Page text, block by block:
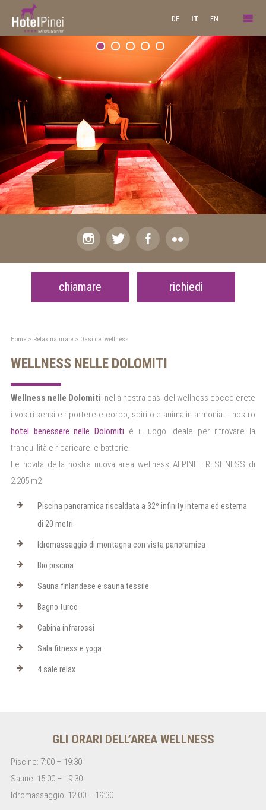
DE IT EN
chiamare richiedi
Home> Relax naturale> Oasi del wellness
WELLNESS NELLE DOLOMITI
Wellness nelle Dolomiti: nella nostra oasi del wellness coccolerete
i vostri sensi e riporterete corpo, spirito e anima in armonia. Il nostro
hotel benessere nelle Dolomiti è il luogo ideale per ritrovare la
tranquillità e ricaricare le batterie.
Le novità della nostra nuova area wellness ALPINE FRESHNESS di
2.205 m2
Piscina panoramica riscaldata a 32º infinity interna ed esterna
di 20 metri
Idromassaggio di montagna con vista panoramica
Bio piscina
Sauna finlandese e sauna tessile
Bagno turco
Cabina infrarossi
Sala fitness e yoga
4 sale relax
GLI ORARI DELL’AREA WELLNESS
Piscine: 7:00 – 19:30
Saune: 15:00 – 19:30
Idromassaggio: 12:00 – 19:30